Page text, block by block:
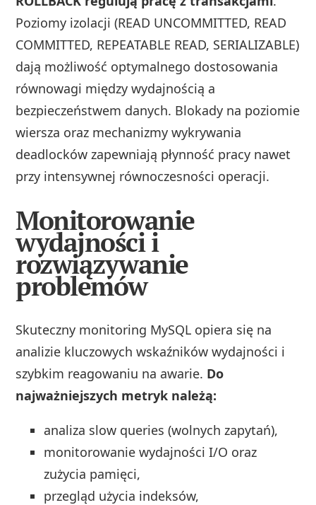
Poziomy izolacji (READ UNCOMMITTED, READ
COMMITTED, REPEATABLE READ, SERIALIZABLE)
dają możliwość optymalnego dostosowania
równowagi między wydajnością a
bezpieczeństwem danych. Blokady na poziomie
wiersza oraz mechanizmy wykrywania
deadlocków zapewniają płynność pracy nawet
przy intensywnej równoczesności operacji.
Monitorowanie
wydajności i
rozwiązywanie
problemów
Skuteczny monitoring MySQL opiera się na
analizie kluczowych wskaźników wydajności i
szybkim reagowaniu na awarie. Do
najważniejszych metryk należą:
analiza slow queries (wolnych zapytań),
monitorowanie wydajności I/O oraz
zużycia pamięci,
przegląd użycia indeksów,